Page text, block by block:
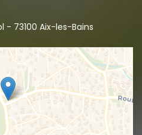
- 73100 Aix-les-Bains